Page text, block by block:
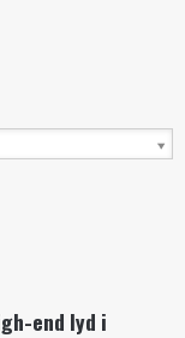
end lyd i